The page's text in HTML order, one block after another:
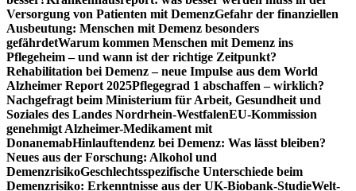
Versorgung von Patienten mit DemenzGefahr der finanziellen
Ausbeutung: Menschen mit Demenz besonders
gefährdetWarum kommen Menschen mit Demenz ins
Pflegeheim – und wann ist der richtige Zeitpunkt?
Rehabilitation bei Demenz – neue Impulse aus dem World
Alzheimer Report 2025Pflegegrad 1 abschaffen – wirklich?
Nachgefragt beim Ministerium für Arbeit, Gesundheit und
Soziales des Landes Nordrhein-WestfalenEU-Kommission
genehmigt Alzheimer-Medikament mit
DonanemabHinlauftendenz bei Demenz: Was lässt bleiben?
Neues aus der Forschung: Alkohol und
DemenzrisikoGeschlechtsspezifische Unterschiede beim
Demenzrisiko: Erkenntnisse aus der UK-Biobank-StudieWelt-